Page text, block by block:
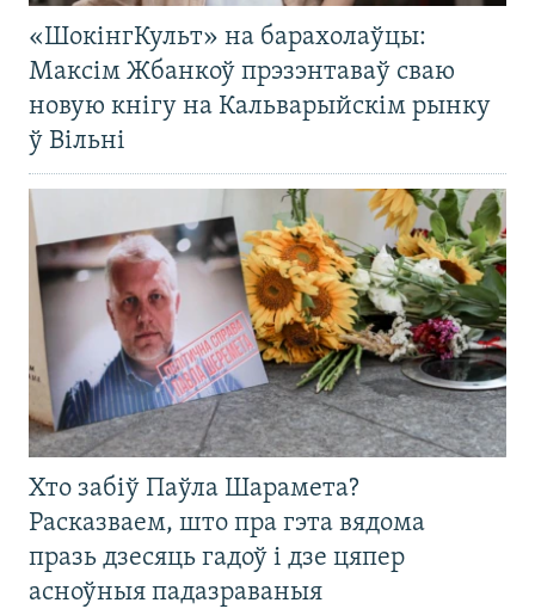
«ШокінгКульт» на барахолаўцы:
Максім Жбанкоў прэзэнтаваў сваю
новую кнігу на Кальварыйскім рынку
ў Вільні
Хто забіў Паўла Шарамета?
Расказваем, што пра гэта вядома
празь дзесяць гадоў і дзе цяпер
асноўныя падазраваныя